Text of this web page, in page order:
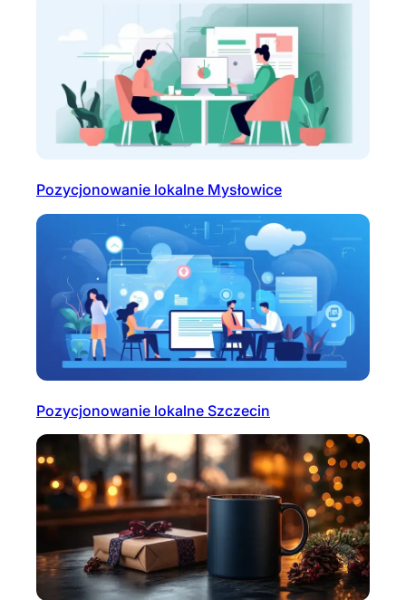
Pozycjonowanie lokalne Mysłowice
Pozycjonowanie lokalne Szczecin